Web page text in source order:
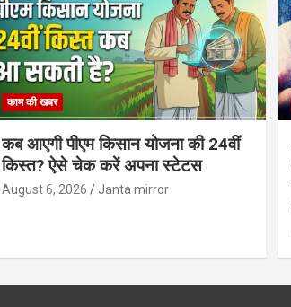
काम की खबर
कब आएगी पीएम किसान योजना की 24वीं
किस्त? ऐसे चेक करें अपना स्टेटस
August 6, 2026 Janta mirror